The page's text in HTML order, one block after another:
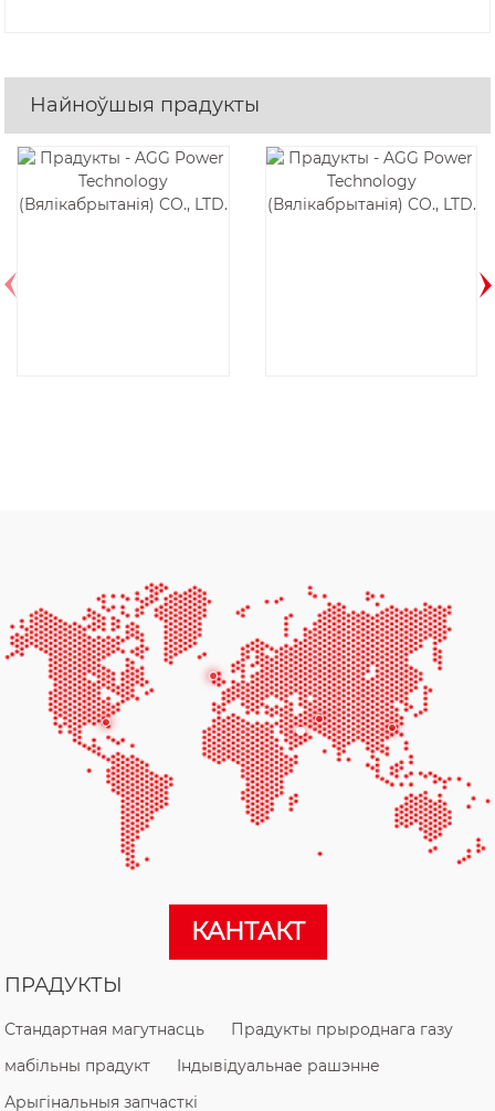
Найноўшыя прадукты
КАНТАКТ
ПРАДУКТЫ
Стандартная магутнасць
Прадукты прыроднага газу
мабільны прадукт
Індывідуальнае рашэнне
Арыгінальныя запчасткі